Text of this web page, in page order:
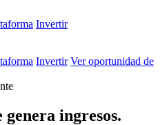
Invertir
Invertir Ver oportunidad de
genera ingresos.